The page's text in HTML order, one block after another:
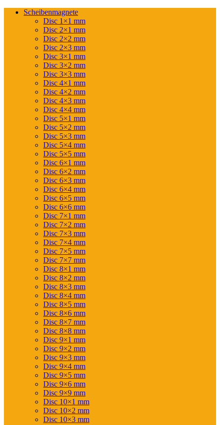
Scheibenmagnete
Disc 1×1 mm
Disc 2×1 mm
Disc 2×2 mm
Disc 2×3 mm
Disc 3×1 mm
Disc 3×2 mm
Disc 3×3 mm
Disc 4×1 mm
Disc 4×2 mm
Disc 4×3 mm
Disc 4×4 mm
Disc 5×1 mm
Disc 5×2 mm
Disc 5×3 mm
Disc 5×4 mm
Disc 5×5 mm
Disc 6×1 mm
Disc 6×2 mm
Disc 6×3 mm
Disc 6×4 mm
Disc 6×5 mm
Disc 6×6 mm
Disc 7×1 mm
Disc 7×2 mm
Disc 7×3 mm
Disc 7×4 mm
Disc 7×5 mm
Disc 7×7 mm
Disc 8×1 mm
Disc 8×2 mm
Disc 8×3 mm
Disc 8×4 mm
Disc 8×5 mm
Disc 8×6 mm
Disc 8×7 mm
Disc 8×8 mm
Disc 9×1 mm
Disc 9×2 mm
Disc 9×3 mm
Disc 9×4 mm
Disc 9×5 mm
Disc 9×6 mm
Disc 9×9 mm
Disc 10×1 mm
Disc 10×2 mm
Disc 10×3 mm